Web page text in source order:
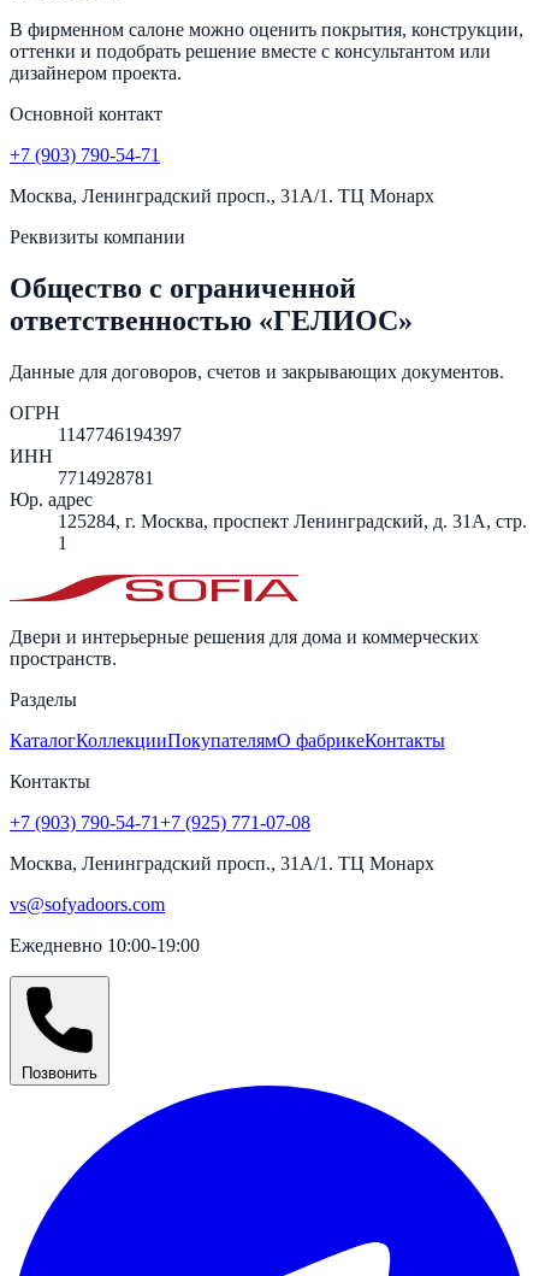
В фирменном салоне можно оценить покрытия, конструкции,
оттенки и подобрать решение вместе с консультантом или
дизайнером проекта.
Основной контакт
+7 (903) 790-54-71
Москва, Ленинградский просп., 31А/1. ТЦ Монарх
Реквизиты компании
Общество с ограниченной
ответственностью «ГЕЛИОС»
Данные для договоров, счетов и закрывающих документов.
ОГРН
1147746194397
ИНН
7714928781
Юр. адрес
125284, г. Москва, проспект Ленинградский, д. 31А, стр.
1
Двери и интерьерные решения для дома и коммерческих
пространств.
Разделы
КаталогКоллекцииПокупателямО фабрикеКонтакты
Контакты
+7 (903) 790-54-71+7 (925) 771-07-08
Москва, Ленинградский просп., 31А/1. ТЦ Монарх
vs@sofyadoors.com
Ежедневно 10:00-19:00
Позвонить